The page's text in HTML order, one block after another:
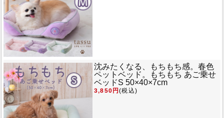
沈みたくなる、もちもち感。春色
ペットベッド。
もちもち あご乗せ
ベッドS 50×40×7cm
3,850円(税込)